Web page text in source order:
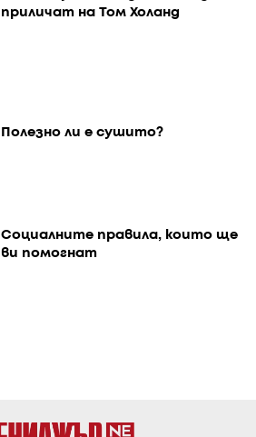
приличат на Том Холанд
Полезно ли е сушито?
Социалните правила, които ще
ви помогнат